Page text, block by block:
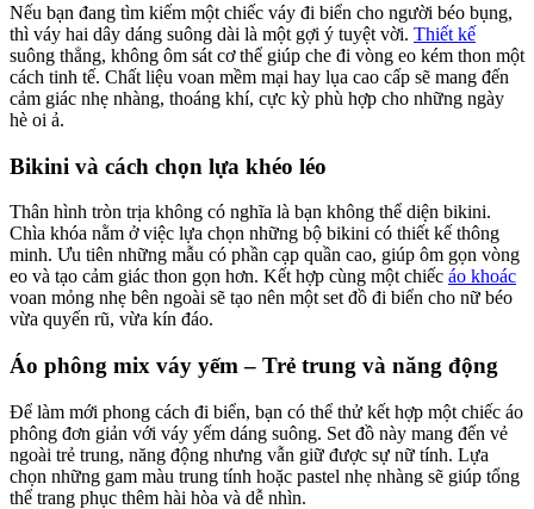
Nếu bạn đang tìm kiếm một chiếc váy đi biển cho người béo bụng,
thì váy hai dây dáng suông dài là một gợi ý tuyệt vời. Thiết kế
suông thẳng, không ôm sát cơ thể giúp che đi vòng eo kém thon một
cách tinh tế. Chất liệu voan mềm mại hay lụa cao cấp sẽ mang đến
cảm giác nhẹ nhàng, thoáng khí, cực kỳ phù hợp cho những ngày
hè oi ả.
Bikini và cách chọn lựa khéo léo
Thân hình tròn trịa không có nghĩa là bạn không thể diện bikini.
Chìa khóa nằm ở việc lựa chọn những bộ bikini có thiết kế thông
minh. Ưu tiên những mẫu có phần cạp quần cao, giúp ôm gọn vòng
eo và tạo cảm giác thon gọn hơn. Kết hợp cùng một chiếc áo khoác
voan mỏng nhẹ bên ngoài sẽ tạo nên một set đồ đi biển cho nữ béo
vừa quyến rũ, vừa kín đáo.
Áo phông mix váy yếm – Trẻ trung và năng động
Để làm mới phong cách đi biển, bạn có thể thử kết hợp một chiếc áo
phông đơn giản với váy yếm dáng suông. Set đồ này mang đến vẻ
ngoài trẻ trung, năng động nhưng vẫn giữ được sự nữ tính. Lựa
chọn những gam màu trung tính hoặc pastel nhẹ nhàng sẽ giúp tổng
thể trang phục thêm hài hòa và dễ nhìn.